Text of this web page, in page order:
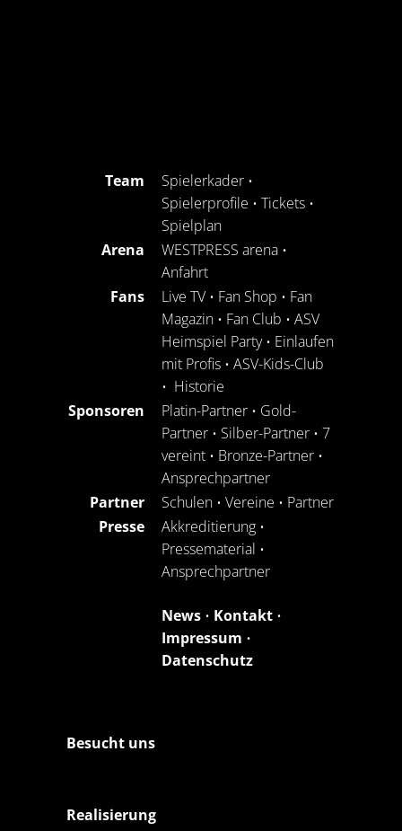
Team Spielerkader •
Spielerprofile • Tickets •
Spielplan
Arena
WESTPRESS arena •
Anfahrt
Fans
Live TV • Fan Shop • Fan
Magazin • Fan Club • ASV
Heimspiel Party• Einlaufen
mit Profis • ASV-Kids-Club
• Historie
Sponsoren
Platin-Partner • Gold-
Partner • Silber-Partner • 7
vereint • Bronze-Partner •
Ansprechpartner
Partner
Schulen • Vereine • Partner
Presse
Akkreditierung •
Pressematerial •
Ansprechpartner
News • Kontakt •
Impressum •
Datenschutz
Besucht uns
Realisierung